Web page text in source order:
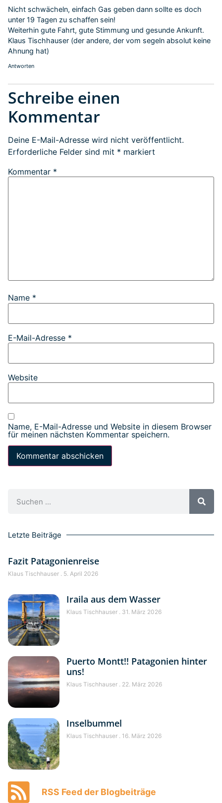
Nicht schwächeln, einfach Gas geben dann sollte es doch
unter 19 Tagen zu schaffen sein!
Weiterhin gute Fahrt, gute Stimmung und gesunde Ankunft.
Klaus Tischhauser (der andere, der vom segeln absolut keine
Ahnung hat)
Antworten
Schreibe einen
Kommentar
Deine E-Mail-Adresse wird nicht veröffentlicht.
Erforderliche Felder sind mit * markiert
Kommentar *
Name *
E-Mail-Adresse *
Website
Name, E-Mail-Adresse und Website in diesem Browser
für meinen nächsten Kommentar speichern.
Letzte Beiträge
Fazit Patagonienreise
Klaus Tischhauser 5. April 2026
Iraila aus dem Wasser
Klaus Tischhauser 31. März 2026
Puerto Montt!! Patagonien hinter
uns!
Klaus Tischhauser 22. März 2026
Inselbummel
Klaus Tischhauser 16. März 2026
RSS Feed der Blogbeiträge